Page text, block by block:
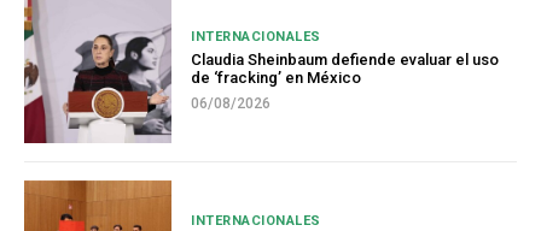
INTERNACIONALES
Claudia Sheinbaum defiende evaluar el uso
de ‘fracking’ en México
06/08/2026
INTERNACIONALES